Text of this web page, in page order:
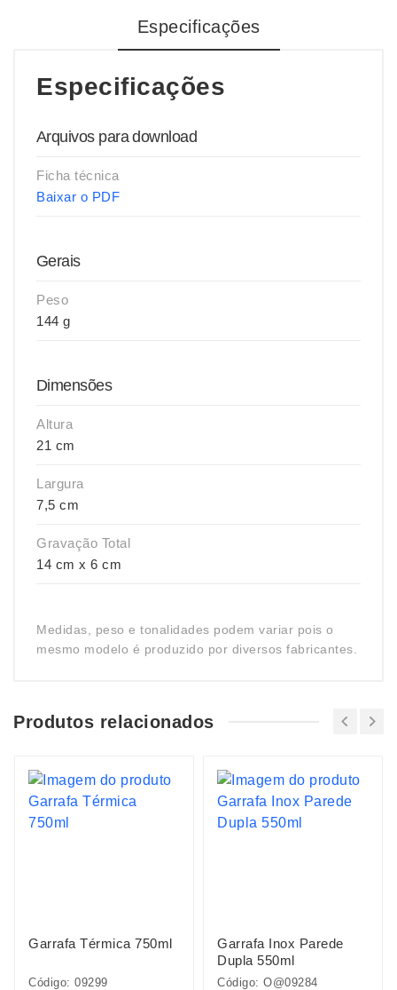
Especificações
Especificações
Arquivos para download
Ficha técnica
Baixar o PDF
Gerais
Peso
144 g
Dimensões
Altura
21 cm
Largura
7,5 cm
Gravação Total
14 cm x 6 cm
Medidas, peso e tonalidades podem variar pois o
mesmo modelo é produzido por diversos fabricantes.
Produtos relacionados
Garrafa Térmica 750ml
Código: 09299
Garrafa Inox Parede
Dupla 550ml
Código: O@09284